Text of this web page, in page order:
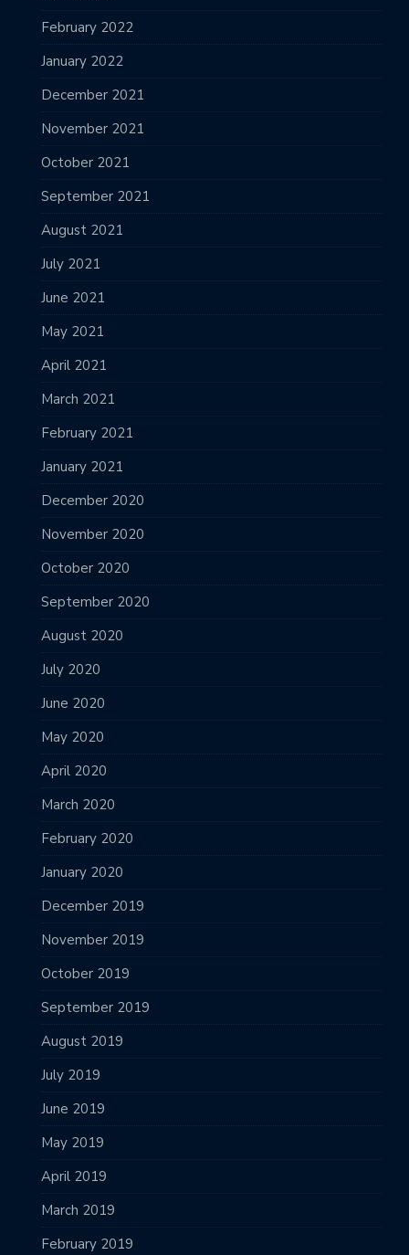
February 2022
January 2022
December 2021
November 2021
October 2021
September 2021
August 2021
July 2021
June 2021
May 2021
April 2021
March 2021
February 2021
January 2021
December 2020
November 2020
October 2020
September 2020
August 2020
July 2020
June 2020
May 2020
April 2020
March 2020
February 2020
January 2020
December 2019
November 2019
October 2019
September 2019
August 2019
July 2019
June 2019
May 2019
April 2019
March 2019
February 2019